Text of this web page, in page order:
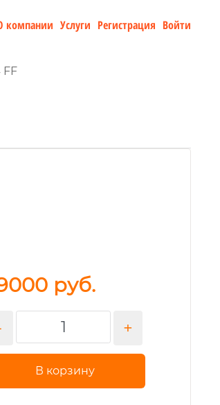
компании Услуги Регистрация Войти
FF
руб.
+
В корзину